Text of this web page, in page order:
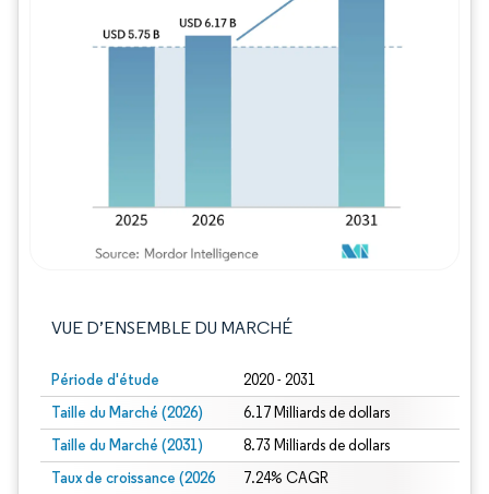
VUE D’ENSEMBLE DU MARCHÉ
Période d'étude 2020 - 2031
Taille du Marché (2026) 6.17 Milliards de dollars
Taille du Marché (2031) 8.73 Milliards de dollars
Taux de croissance (2026
7.24% CAGR